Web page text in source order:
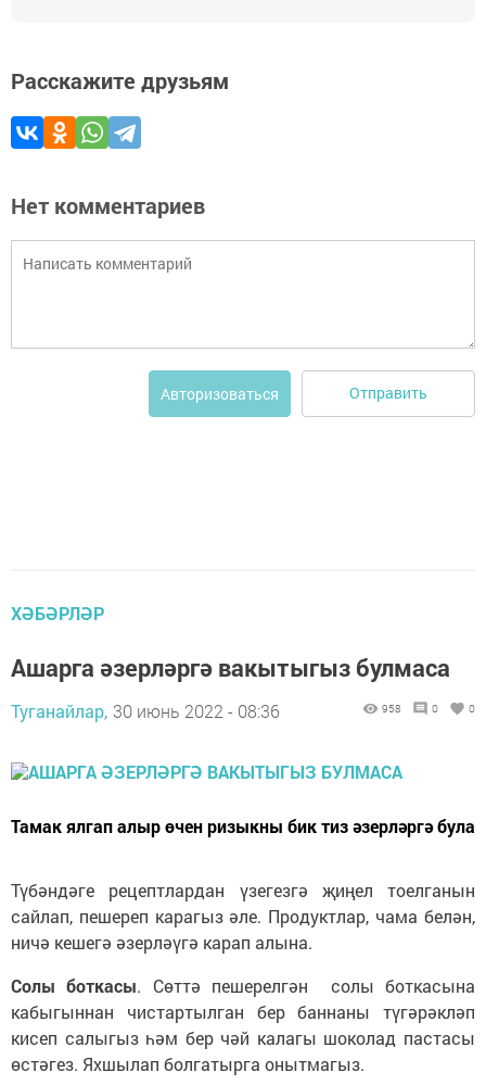
Расскажите друзьям
Нет комментариев
Авторизоваться Отправить
ХӘБӘРЛӘР
Ашарга әзерләргә вакытыгыз булмаса
Туганайлар, 30 июнь 2022 - 08:36 958 0 0
Тамак ялгап алыр өчен ризыкны бик тиз әзерләргә була
Түбәндәге рецептлардан үзегезгә җиңел тоелганын
сайлап, пешереп карагыз әле. Продуктлар, чама белән,
ничә кешегә әзерләүгә карап алына.
Солы боткасы. Сөттә пешерелгән солы боткасына
кабыгыннан чистартылган бер баннаны түгәрәкләп
кисеп салыгыз һәм бер чәй калагы шоколад пастасы
өстәгез. Яхшылап болгатырга онытмагыз.